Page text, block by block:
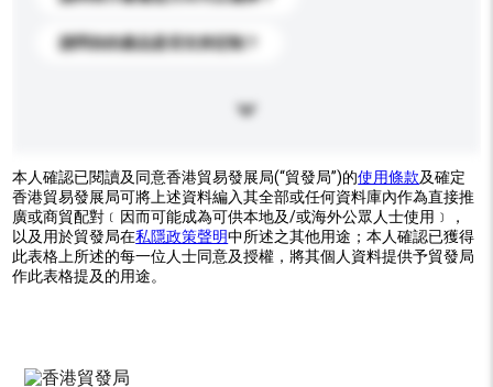
請問你的產品是否支持定制？
本人確認已閱讀及同意香港貿易發展局(“貿發局”)的使用條款及確定
香港貿易發展局可將上述資料編入其全部或任何資料庫內作為直接推
廣或商貿配對﹝因而可能成為可供本地及/或海外公眾人士使用﹞，
以及用於貿發局在私隱政策聲明中所述之其他用途；本人確認已獲得
此表格上所述的每一位人士同意及授權，將其個人資料提供予貿發局
作此表格提及的用途。